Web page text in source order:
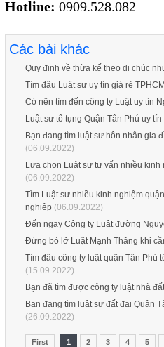
Hotline: 0909.528.082
Các bài khác
Quy định về thừa kế theo di chúc
Tìm đâu Luật sư uy tín giá rẻ
Có nên tìm đến công ty Luật uy tín
Luật sư tố tụng Quận Tân Phú uy
Bạn đang tìm luật sư hôn nhân gia
(06.09.2022)
Lựa chọn Luật sư tư vấn nhiều kinh
(06.09.2022)
Tìm Luật sư nhiều kinh nghiệm
nghiệp(06.09.2022)
Đến ngay Công ty Luật đường
Đừng bỏ lỡ Luật Mạnh Thăng khi
Tìm đâu công ty luật quận Tân Phú
(15.09.2022)
Bạn đã tìm được công ty luật nhà
Bạn đang tìm luật sư đất đai Quận
(26.09.2022)
First 1 2 3 4 5